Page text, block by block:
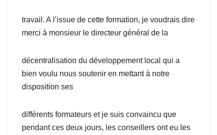
travail. A l’issue de cette formation, je voudrais dire
merci à monsieur le directeur général de la
décentralisation du développement local qui a
bien voulu nous soutenir en mettant à notre
disposition ses
différents formateurs et je suis convaincu que
pendant ces deux jours, les conseillers ont eu les